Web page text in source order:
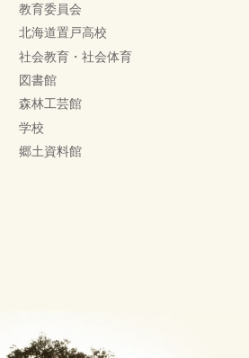
教育委員会
北海道置戸高校
社会教育・社会体育
図書館
森林工芸館
学校
郷土資料館